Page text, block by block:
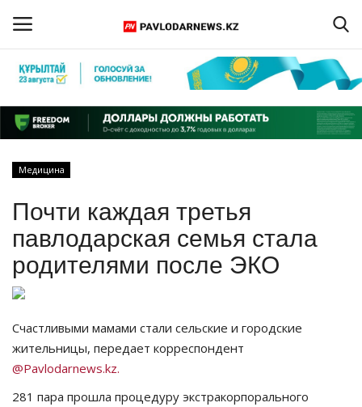
Регистрация
Главная
ПАВЛОДАРСКАЯ ОБЛАСТЬ
КАЗАХСТАН
СПЕЦПРОЕКТЫ
СПОРТ
Медицина
Почти каждая третья
павлодарская семья стала
родителями после ЭКО
Счастливыми мамами стали сельские и городские
жительницы, передает корреспондент
@Pavlodarnews.kz.
281 пара прошла процедуру экстракорпорального